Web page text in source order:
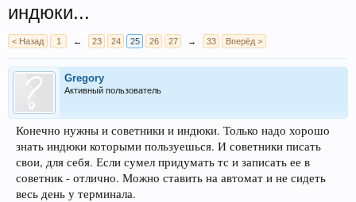
индюки...
< Назад 1 ← 23 24 25 26 27 → 33 Вперёд >
Gregory
Активный пользователь
Конечно нужны и советники и индюки. Только надо хорошо
знать индюки которыми пользуешься. И советники писать
свои, для себя. Если сумел придумать тс и записать ее в
советник - отлично. Можно ставить на автомат и не сидеть
весь день у терминала.